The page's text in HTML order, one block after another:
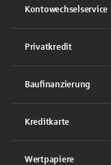
Kontowechselservice
Privatkredit
Baufinanzierung
Kreditkarte
Wertpapiere